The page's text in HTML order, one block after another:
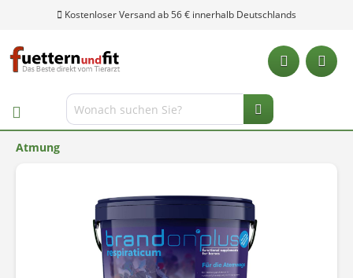
Kostenloser Versand ab 56 € innerhalb Deutschlands
Atmung